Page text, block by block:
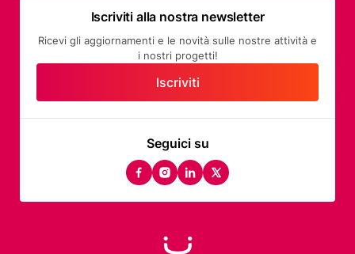
Seguici su
facebook
instagram
linkedin
twitter
Iscriviti alla nostra newsletter
Ricevi gli aggiornamenti e le novità sulle nostre attività e
i nostri progetti!
Iscriviti